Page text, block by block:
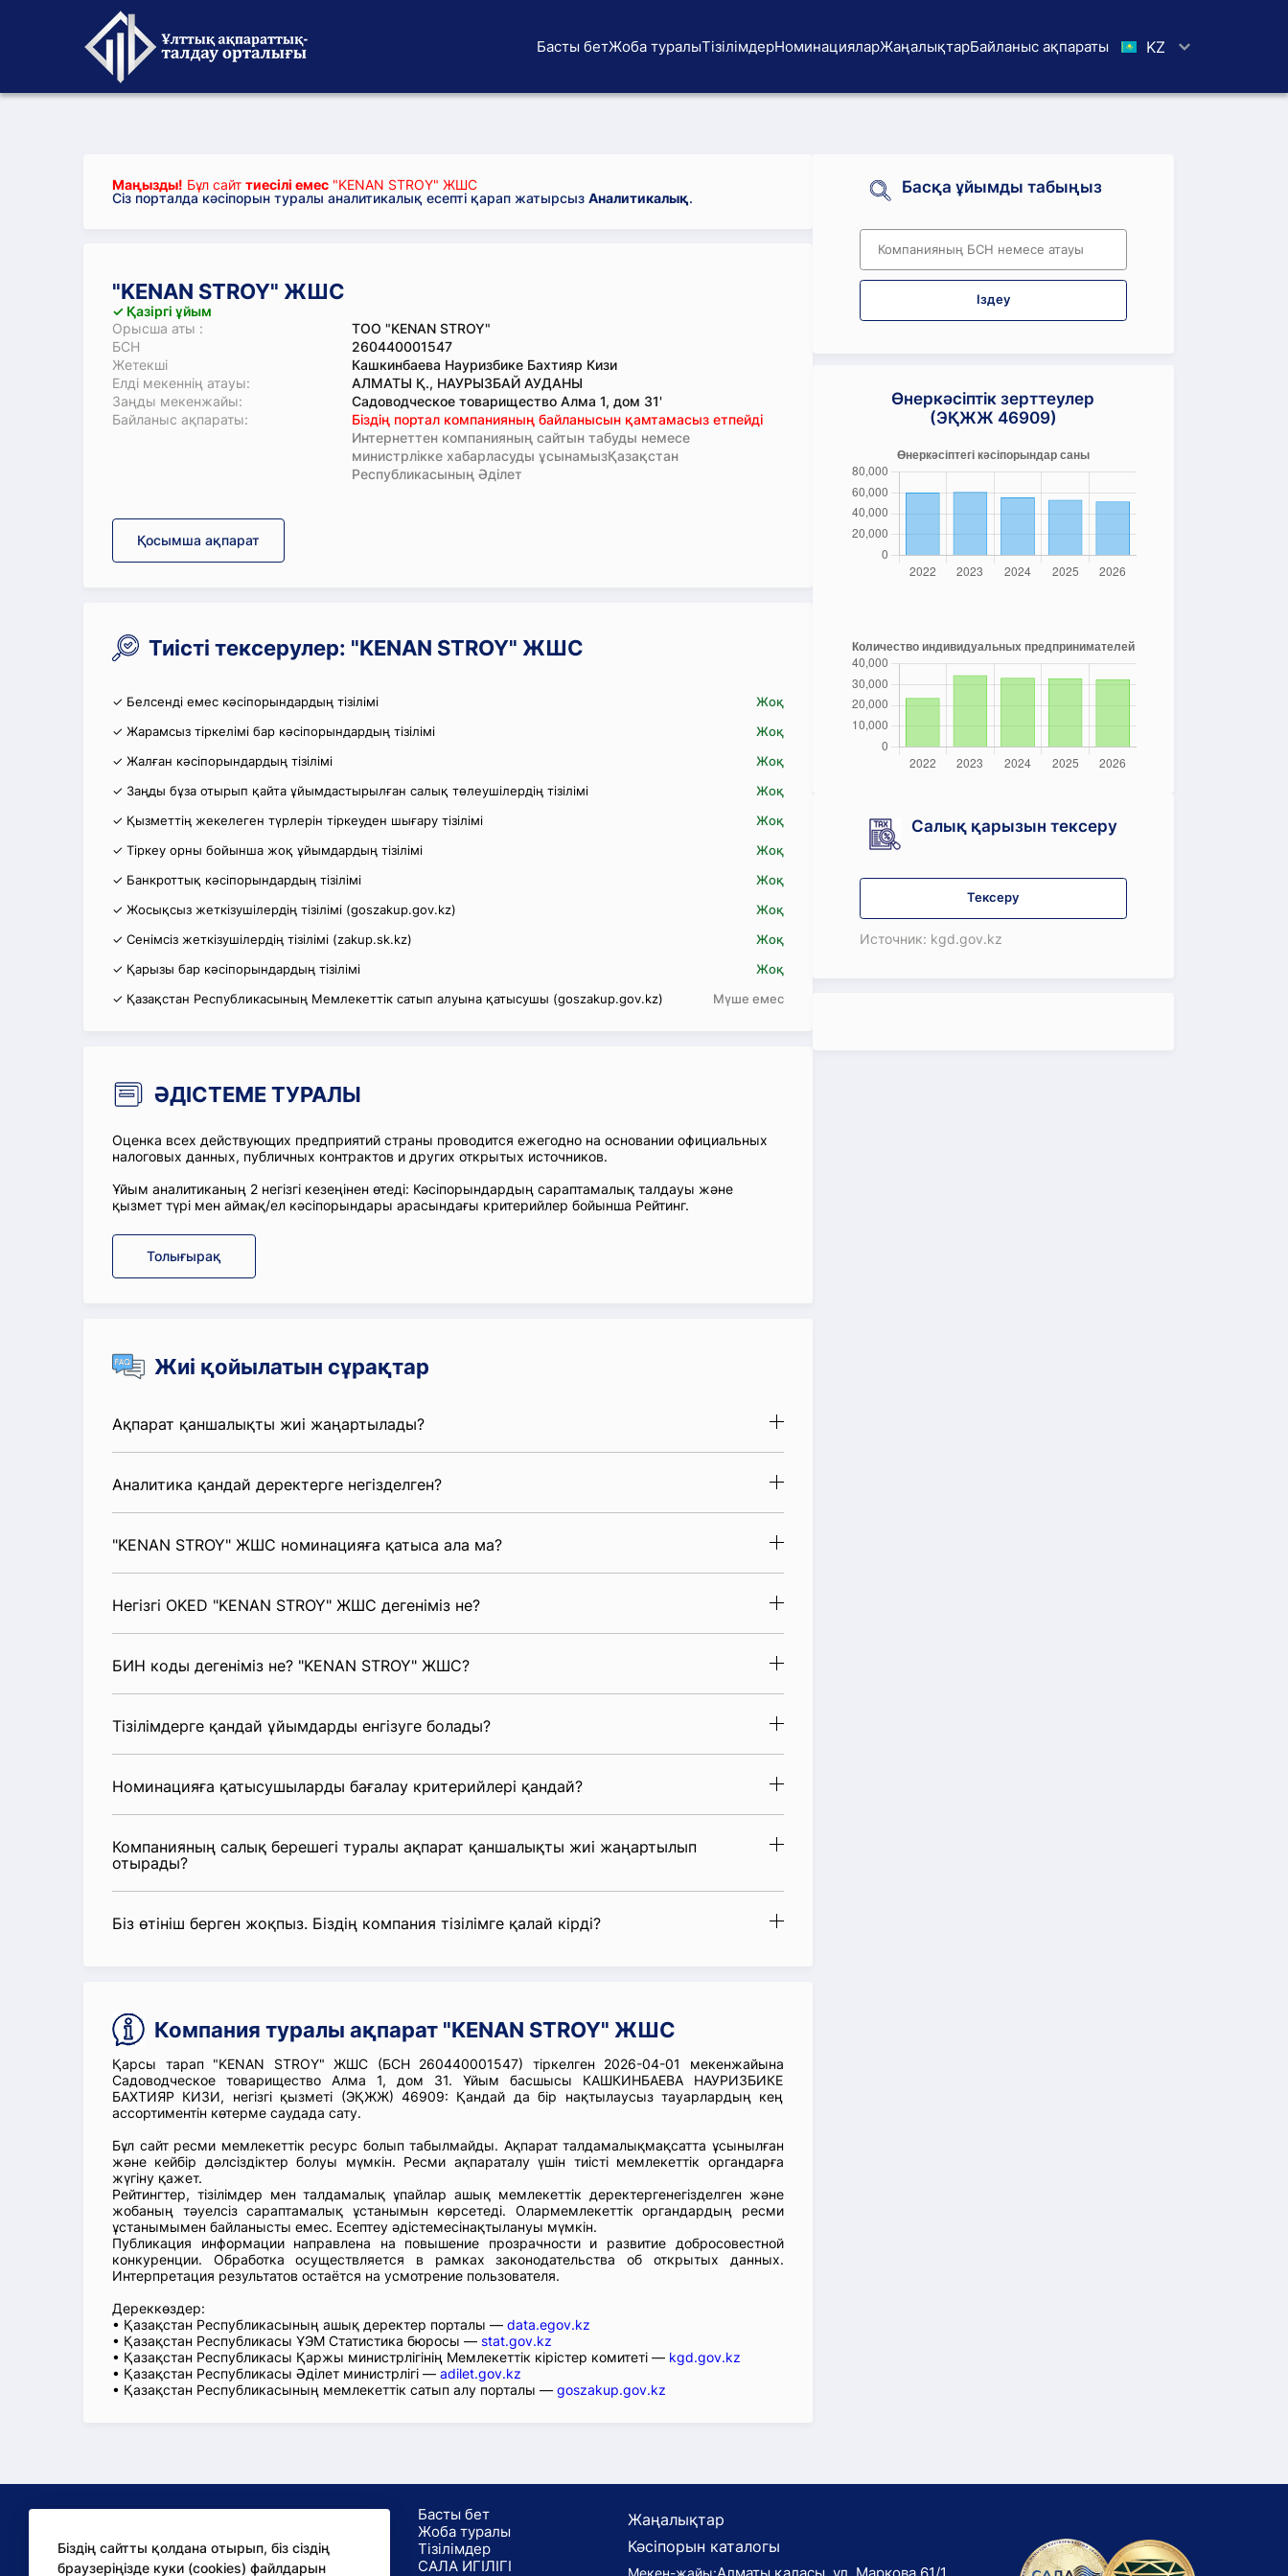
Басты бетЖоба туралыТізілімдерНоминацияларЖаңалықтарБайланыс ақпараты KZ
Маңызды! Бұл сайт тиесілі емес "KENAN STROY" ЖШС
Сіз порталда кәсіпорын туралы аналитикалық есепті қарап жатырсыз Аналитикалық.
"KENAN STROY" ЖШС
✓ Қазіргі ұйым
Орысша аты :
ТОО "KENAN STROY"
БСН
260440001547
Жетекші
Кашкинбаева Науризбике Бахтияр Кизи
Елді мекеннің атауы:
АЛМАТЫ Қ., НАУРЫЗБАЙ АУДАНЫ
Заңды мекенжайы:
Садоводческое товарищество Алма 1, дом 31'
Байланыс ақпараты:
Біздің портал компанияның байланысын қамтамасыз етпейді
Интернеттен компанияның сайтын табуды немесе
министрлікке хабарласуды ұсынамызҚазақстан
Республикасының Әділет
Қосымша ақпарат
Тиісті тексерулер: "KENAN STROY" ЖШС
✓ Белсенді емес кәсіпорындардың тізілімі
Жоқ
✓ Жарамсыз тіркелімі бар кәсіпорындардың тізілімі
Жоқ
✓ Жалған кәсіпорындардың тізілімі
Жоқ
✓ Заңды бұза отырып қайта ұйымдастырылған салық төлеушілердің тізілімі
Жоқ
✓ Қызметтің жекелеген түрлерін тіркеуден шығару тізілімі
Жоқ
✓ Тіркеу орны бойынша жоқ ұйымдардың тізілімі
Жоқ
✓ Банкроттық кәсіпорындардың тізілімі
Жоқ
✓ Жосықсыз жеткізушілердің тізілімі (goszakup.gov.kz)
Жоқ
✓ Сенімсіз жеткізушілердің тізілімі (zakup.sk.kz)
Жоқ
✓ Қарызы бар кәсіпорындардың тізілімі
Жоқ
✓ Қазақстан Республикасының Мемлекеттік сатып алуына қатысушы (goszakup.gov.kz)
Мүше емес
ӘДІСТЕМЕ ТУРАЛЫ
Оценка всех действующих предприятий страны проводится ежегодно на основании официальных
налоговых данных, публичных контрактов и других открытых источников.
Ұйым аналитиканың 2 негізгі кезеңінен өтеді: Кәсіпорындардың сараптамалық талдауы және
қызмет түрі мен аймақ/ел кәсіпорындары арасындағы критерийлер бойынша Рейтинг.
Толығырақ
Жиі қойылатын сұрақтар
Ақпарат қаншалықты жиі жаңартылады?
Аналитика қандай деректерге негізделген?
"KENAN STROY" ЖШС номинацияға қатыса ала ма?
Негізгі OKED "KENAN STROY" ЖШС дегеніміз не?
БИН коды дегеніміз не? "KENAN STROY" ЖШС?
Тізілімдерге қандай ұйымдарды енгізуге болады?
Номинацияға қатысушыларды бағалау критерийлері қандай?
Компанияның салық берешегі туралы ақпарат қаншалықты жиі жаңартылып
отырады?
Біз өтініш берген жоқпыз. Біздің компания тізілімге қалай кірді?
Компания туралы ақпарат "KENAN STROY" ЖШС
Қарсы тарап "KENAN STROY" ЖШС (БСН 260440001547) тіркелген 2026-04-01 мекенжайына
Садоводческое товарищество Алма 1, дом 31. Ұйым басшысы КАШКИНБАЕВА НАУРИЗБИКЕ
БАХТИЯР КИЗИ, негізгі қызметі (ЭҚЖЖ) 46909: Қандай да бір нақтылаусыз тауарлардың кең
ассортиментін көтерме саудада сату.
Бұл сайт ресми мемлекеттік ресурс болып табылмайды. Ақпарат талдамалықмақсатта ұсынылған
және кейбір дәлсіздіктер болуы мүмкін. Ресми ақпараталу үшін тиісті мемлекеттік органдарға
жүгіну қажет.
Рейтингтер, тізілімдер мен талдамалық ұпайлар ашық мемлекеттік деректергенегізделген және
жобаның тәуелсіз сараптамалық ұстанымын көрсетеді. Олармемлекеттік органдардың ресми
ұстанымымен байланысты емес. Есептеу әдістемесінақтылануы мүмкін.
Публикация информации направлена на повышение прозрачности и развитие добросовестной
конкуренции. Обработка осуществляется в рамках законодательства об открытых данных.
Интерпретация результатов остаётся на усмотрение пользователя.
Дереккөздер:
• Қазақстан Республикасының ашық деректер порталы — data.egov.kz
• Қазақстан Республикасы ҰЭМ Статистика бюросы — stat.gov.kz
• Қазақстан Республикасы Қаржы министрлігінің Мемлекеттік кірістер комитеті — kgd.gov.kz
• Қазақстан Республикасы Әділет министрлігі — adilet.gov.kz
• Қазақстан Республикасының мемлекеттік сатып алу порталы — goszakup.gov.kz
Басқа ұйымды табыңыз
Іздеу
Өнеркәсіптік зерттеулер
(ЭҚЖЖ 46909)
Салық қарызын тексеру
Тексеру
Источник: kgd.gov.kz
Біздің сайтты қолдана отырып, біз сіздің
браузеріңізде куки (cookies) файлдарын
Басты бет
Жоба туралы
Тізілімдер
САЛА ИГІЛІГІ
Жаңалықтар
Кәсіпорын каталогы
Мекен-жайы: